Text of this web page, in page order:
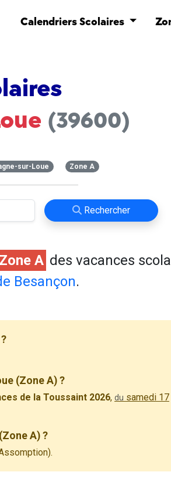
Calendriers Scolaires
(39600)
sur-Loue Zone A
Rechercher
Zone A des vacances
Besançon.
(Zone A) ?
de la Toussaint 2026, du samedi 17
A) ?